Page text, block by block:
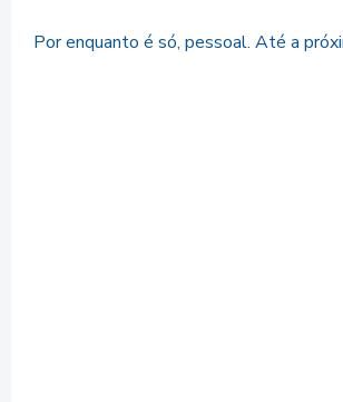
Por enquanto é só, pessoal. Até a